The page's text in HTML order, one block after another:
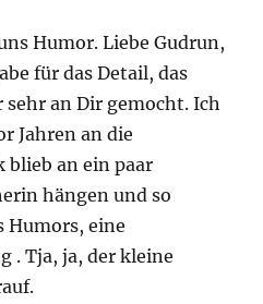
Humor. Liebe Gudrun,
für das Detail, das
an Dir gemocht. Ich
Jahren an die
blieb an ein paar
hängen und so
Humors, eine
. Tja, ja, der kleine